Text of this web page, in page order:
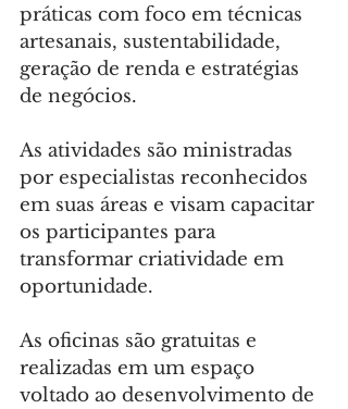
práticas com foco em técnicas
artesanais, sustentabilidade,
geração de renda e estratégias
de negócios.
As atividades são ministradas
por especialistas reconhecidos
em suas áreas e visam capacitar
os participantes para
transformar criatividade em
oportunidade.
As oficinas são gratuitas e
realizadas em um espaço
voltado ao desenvolvimento de